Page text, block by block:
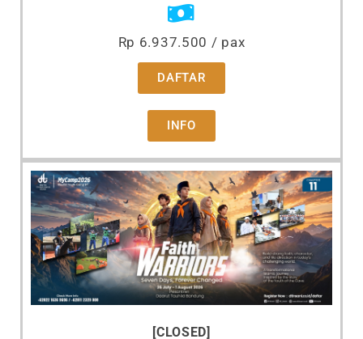
Rp 6.937.500 / pax
DAFTAR
INFO
[CLOSED]